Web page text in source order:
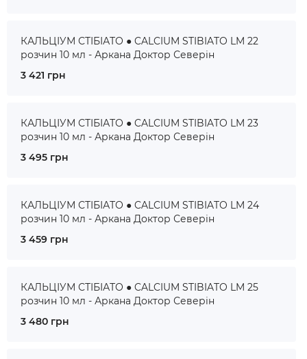
КАЛЬЦІУМ СТІБІАТО ● CALCIUM STIBIATO LM 22
розчин 10 мл - Аркана Доктор Северін
3 421 грн
КАЛЬЦІУМ СТІБІАТО ● CALCIUM STIBIATO LM 23
розчин 10 мл - Аркана Доктор Северін
3 495 грн
КАЛЬЦІУМ СТІБІАТО ● CALCIUM STIBIATO LM 24
розчин 10 мл - Аркана Доктор Северін
3 459 грн
КАЛЬЦІУМ СТІБІАТО ● CALCIUM STIBIATO LM 25
розчин 10 мл - Аркана Доктор Северін
3 480 грн